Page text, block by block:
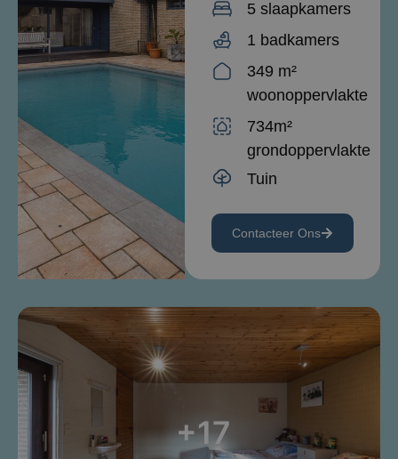
5 slaapkamers
1 badkamers
349 m²
woonoppervlakte
734m²
grondoppervlakte
Tuin
Contacteer Ons
+17